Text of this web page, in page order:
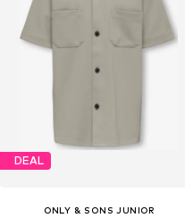
DEAL
ONLY & SONS JUNIOR